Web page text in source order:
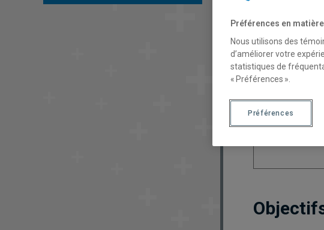
Cycle
Préférences en
Nous utilisons des
d’améliorer votre
statistiques de
« Préférences ».
Préférences